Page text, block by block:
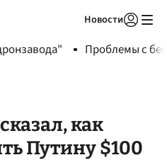
Новости
Проблемы с
как
Путину $100